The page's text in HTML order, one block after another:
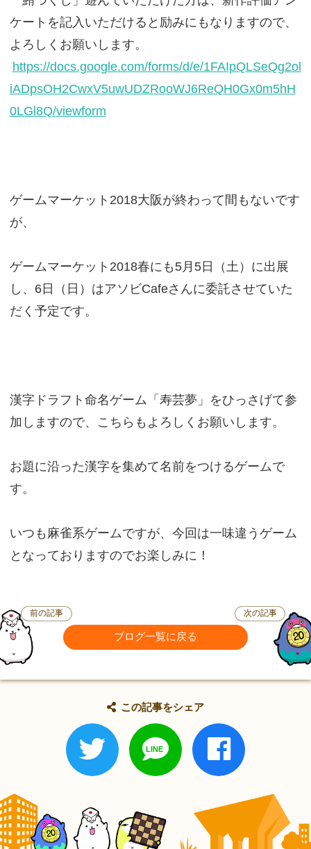
ケートを記入いただけると励みにもなりますので、
よろしくお願いします。
https://docs.google.com/forms/d/e/1FAIpQLSeQg2ol
iADpsOH2CwxV5uwUDZRooWJ6ReQH0Gx0m5hH
0LGl8Q/viewform
ゲームマーケット2018大阪が終わって間もないです
が、
ゲームマーケット2018春にも5月5日（土）に出展
し、6日（日）はアソビCafeさんに委託させていた
だく予定です。
漢字ドラフト命名ゲーム「寿芸夢」をひっさげて参
加しますので、こちらもよろしくお願いします。
お題に沿った漢字を集めて名前をつけるゲームで
す。
いつも麻雀系ゲームですが、今回は一味違うゲーム
となっておりますのでお楽しみに！
前の記事
ブログ一覧に戻る
次の記事
この記事をシェア